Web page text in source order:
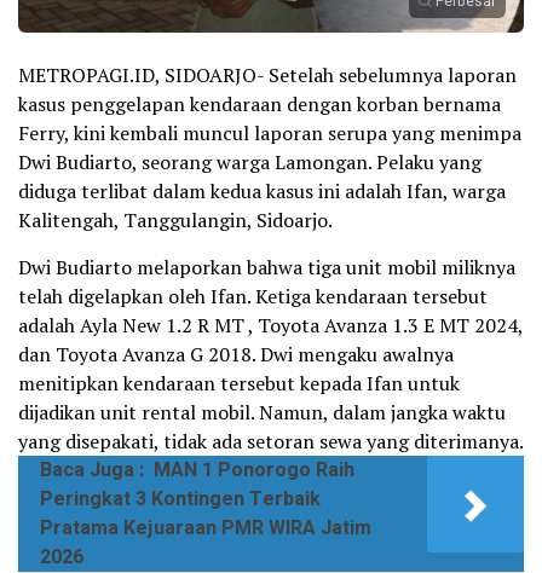
METROPAGI.ID, SIDOARJO- Setelah sebelumnya laporan
kasus penggelapan kendaraan dengan korban bernama
Ferry, kini kembali muncul laporan serupa yang menimpa
Dwi Budiarto, seorang warga Lamongan. Pelaku yang
diduga terlibat dalam kedua kasus ini adalah Ifan, warga
Kalitengah, Tanggulangin, Sidoarjo.
Dwi Budiarto melaporkan bahwa tiga unit mobil miliknya
telah digelapkan oleh Ifan. Ketiga kendaraan tersebut
adalah Ayla New 1.2 R MT , Toyota Avanza 1.3 E MT 2024,
dan Toyota Avanza G 2018. Dwi mengaku awalnya
menitipkan kendaraan tersebut kepada Ifan untuk
dijadikan unit rental mobil. Namun, dalam jangka waktu
yang disepakati, tidak ada setoran sewa yang diterimanya.
Baca Juga : MAN 1 Ponorogo Raih
Peringkat 3 Kontingen Terbaik
Pratama Kejuaraan PMR WIRA Jatim
2026